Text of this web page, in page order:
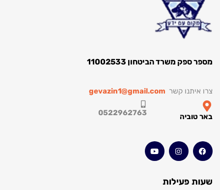
משרד הביטחון 11002533
קשרgevazin1@gmail.com
0522962763
פעילות